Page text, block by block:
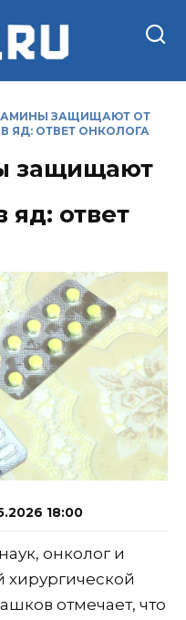
ЗАЩИЩАЮТ ОТ
ЯД: ОТВЕТ ОНКОЛОГА
защищают
яд: ответ
18:00
онколог и
хирургической
отмечает, что